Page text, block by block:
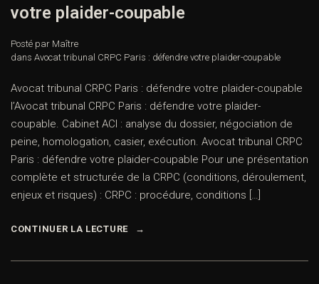
votre plaider-coupable
Posté par Maître
dans Avocat tribunal CRPC Paris : défendre votre plaider-coupable
Avocat tribunal CRPC Paris : défendre votre plaider-coupable
l’Avocat tribunal CRPC Paris : défendre votre plaider-
coupable. Cabinet ACI : analyse du dossier, négociation de
peine, homologation, casier, exécution. Avocat tribunal CRPC
Paris : défendre votre plaider-coupable Pour une présentation
complète et structurée de la CRPC (conditions, déroulement,
enjeux et risques) : CRPC : procédure, conditions […]
CONTINUER LA LECTURE